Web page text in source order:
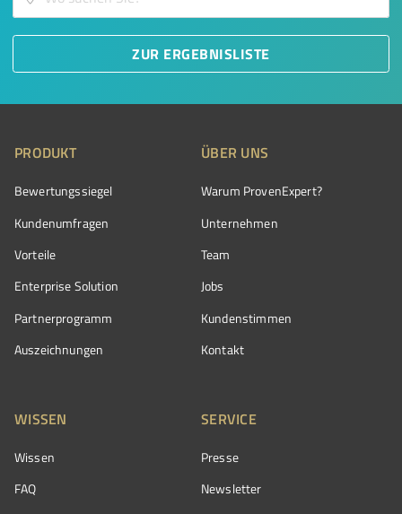
ZUR ERGEBNISLISTE
PRODUKT
Bewertungssiegel
Kundenumfragen
Vorteile
Enterprise Solution
Partnerprogramm
Auszeichnungen
ÜBER UNS
Warum ProvenExpert?
Unternehmen
Team
Jobs
Kundenstimmen
Kontakt
WISSEN
Wissen
FAQ
SERVICE
Presse
Newsletter